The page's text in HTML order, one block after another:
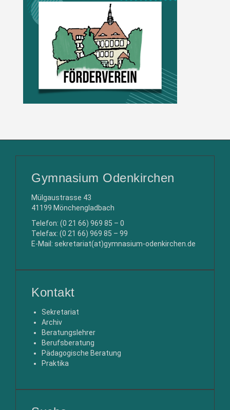
Gymnasium Odenkirchen
Mülgaustrasse 43
41199 Mönchengladbach
Telefon: (0 21 66) 969 85 – 0
Telefax: (0 21 66) 969 85 – 99
E-Mail: sekretariat(at)gymnasium-odenkirchen.de
Kontakt
Sekretariat
Archiv
Beratungslehrer
Berufsberatung
Pädagogische Beratung
Praktika